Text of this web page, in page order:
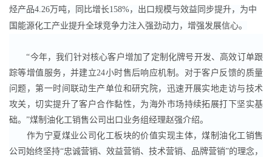
烃产品4.26万吨，同比增长158%，出口规模与效益同步提升，为中
国能源化工产业提升全球竞争力注入强劲动力，增强发展信心。
“今年，我们针对核心客户增加了定制化牌号开发、高效订单跟
踪等增值服务，并建立24小时售后响应机制。对于客户反馈的质量
问题，第一时间联动生产单位和研究院，迅速开展实地走访与技术
攻关，切实提升了客户合作黏性，为海外市场持续拓展打下坚实基
础。”煤制油化工销售公司出口业务组经理赵强介绍。
作为宁夏煤业公司化工板块的价值实现主体，煤制油化工销售
公司始终坚持“忠诚营销、效益营销、技术营销、品牌营销”的理念，